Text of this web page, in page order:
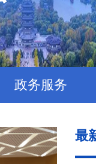
政务服务
最